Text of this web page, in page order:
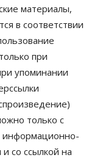
можно
в центры
в
материалы,
в соответствии
при
упоминании
только с
информационно-
со ссылкой на